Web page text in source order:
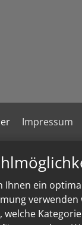
Ihnen ein
verwenden
welche
Impressum